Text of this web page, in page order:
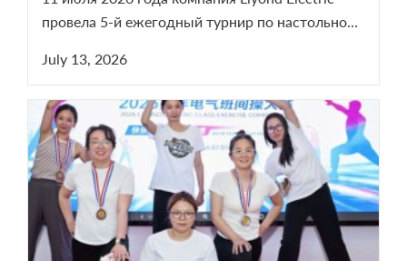
провела 5-й ежегодный турнир по настольному
напомнило о важности здоровья. Смотрите
July 13, 2026